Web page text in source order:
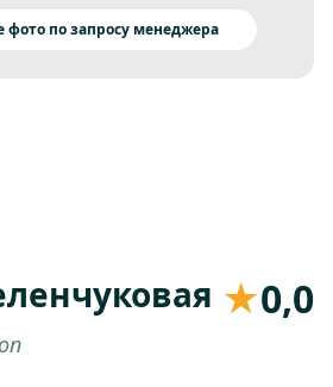
фото по запросу менеджера
★0,0